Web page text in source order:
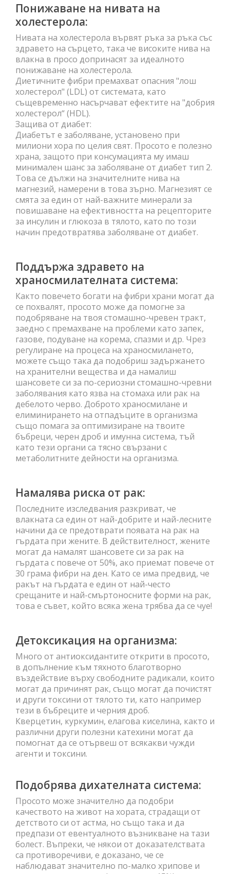
Понижаване на нивата на
холестерола:
Нивата на холестерола вървят ръка за ръка със
здравето на сърцето, така че високите нива на
влакна в просо допринасят за идеалното
понижаване на холестерола.
Диетичните фибри премахват опасния "лош
холестерол" (LDL) от системата, като
същевременно насърчават ефектите на "добрия
холестерол“ (HDL).
Защива от диабет:
Диабетът е заболяване, установено при
милиони хора по целия свят. Просото е полезно
храна, защото при консумацията му имаш
минимален шанс за заболяване от диабет тип 2.
Това се дължи на значителните нива на
магнезий, намерени в това зърно. Магнезият се
смята за един от най-важните минерали за
повишаване на ефективността на рецепторите
за инсулин и глюкоза в тялото, като по този
начин предотвратява заболяване от диабет.
Поддържа здравето на
храносмилателната система:
Както повечето богати на фибри храни могат да
се похвалят, просото може да помогне за
подобряване на твоя стомашно-чревен тракт,
заедно с премахване на проблеми като запек,
газове, подуване на корема, спазми и др. Чрез
регулиране на процеса на храносмилането,
можете също така да подобриш задържането
на хранителни вещества и да намалиш
шансовете си за по-сериозни стомашно-чревни
заболявания като язва на стомаха или рак на
дебелото черво. Доброто храносмилане и
елиминирането на отпадъците в организма
също помага за оптимизиране на твоите
бъбреци, черен дроб и имунна система, тъй
като тези органи са тясно свързани с
метаболитните дейности на организма.
Намалява риска от рак:
Последните изследвания разкриват, че
влакната са един от най-добрите и най-лесните
начини да се предотврати появата на рак на
гърдата при жените. В действителност, жените
могат да намалят шансовете си за рак на
гърдата с повече от 50%, ако приемат повече от
30 грама фибри на ден. Като се има предвид, че
ракът на гърдата е един от най-често
срещаните и най-смъртоносните форми на рак,
това е съвет, който всяка жена трябва да се чуе!
Детоксикация на организма:
Много от антиоксидантите открити в просото,
в допълнение към тяхното благотворно
въздействие върху свободните радикали, които
могат да причинят рак, също могат да почистят
и други токсини от тялото ти, като например
тези в бъбреците и черния дроб.
Кверцетин, куркумин, елагова киселина, както и
различни други полезни катехини могат да
помогнат да се отървеш от всякакви чужди
агенти и токсини.
Подобрява дихателната система:
Просото може значително да подобри
качеството на живот на хората, страдащи от
детството си от астма, но също така и да
предпази от евентуалното възникване на тази
болест. Въпреки, че някои от доказателствата
са противоречиви, е доказано, че се
наблюдават значително по-малко хрипове и